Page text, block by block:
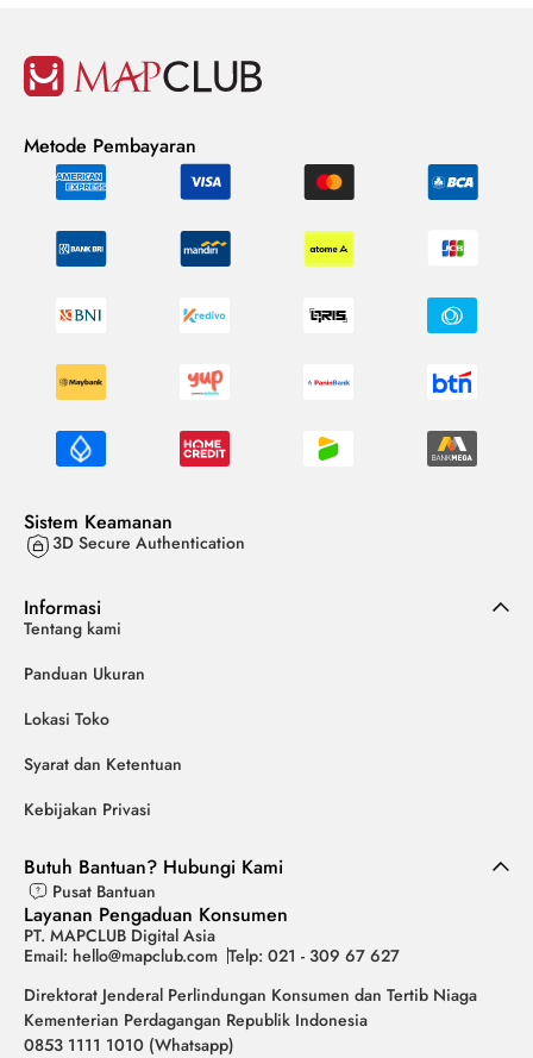
Metode Pembayaran
Sistem Keamanan
3D Secure Authentication
Informasi
Tentang kami
Panduan Ukuran
Lokasi Toko
Syarat dan Ketentuan
Kebijakan Privasi
Butuh Bantuan? Hubungi Kami
Pusat Bantuan
Layanan Pengaduan Konsumen
PT. MAPCLUB Digital Asia
Email: hello@mapclub.com Telp: 021 - 309 67 627
Direktorat Jenderal Perlindungan Konsumen dan Tertib Niaga
Kementerian Perdagangan Republik Indonesia
0853 1111 1010 (Whatsapp)